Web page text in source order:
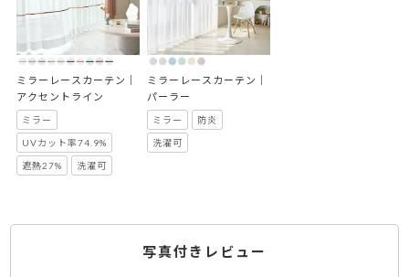
ミラーレースカーテン｜
アクセントライン
ミラー
UVカット率74.9%
遮熱27% 洗濯可
ミラーレースカーテン｜
パーラー
ミラー 防炎
洗濯可
写真付きレビュー